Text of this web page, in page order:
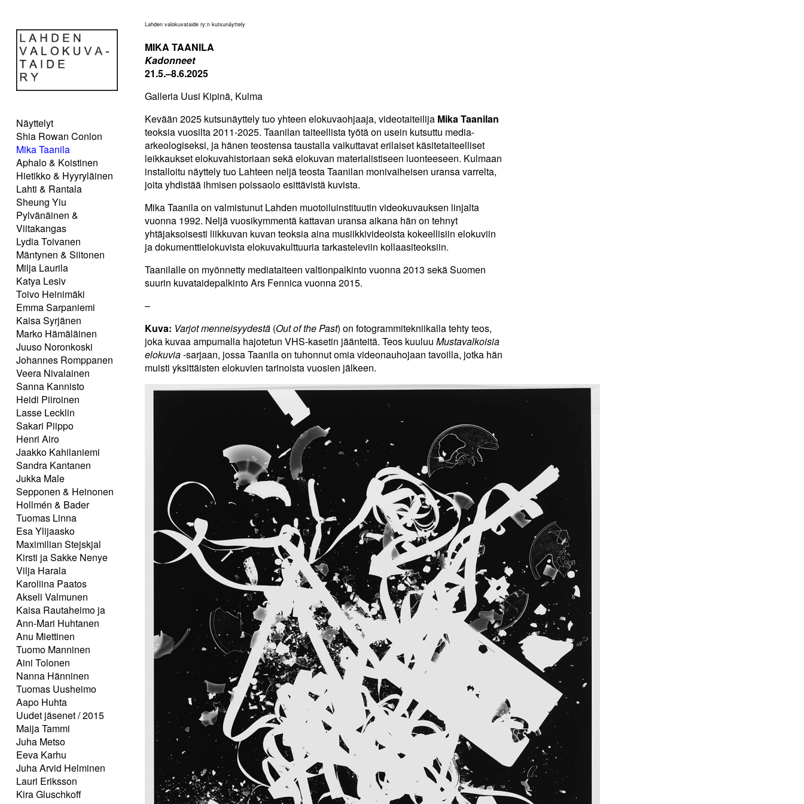
Näyttelyt
Shia Rowan Conlon
Mika Taanila
Aphalo & Koistinen
Hietikko & Hyyryläinen
Lahti & Rantala
Sheung Yiu
Pylvänäinen &
Viitakangas
Lydia Toivanen
Mäntynen & Siitonen
Milja Laurila
Katya Lesiv
Toivo Heinimäki
Emma Sarpaniemi
Kaisa Syrjänen
Marko Hämäläinen
Juuso Noronkoski
Johannes Romppanen
Veera Nivalainen
Sanna Kannisto
Heidi Piiroinen
Lasse Lecklin
Sakari Piippo
Henri Airo
Jaakko Kahilaniemi
Sandra Kantanen
Jukka Male
Sepponen & Heinonen
Hollmén & Bader
Tuomas Linna
Esa Ylijaasko
Maximilian Stejskjal
Kirsti ja Sakke Nenye
Vilja Harala
Karoliina Paatos
Akseli Valmunen
Kaisa Rautaheimo ja
Ann-Mari Huhtanen
Anu Miettinen
Tuomo Manninen
Aini Tolonen
Nanna Hänninen
Tuomas Uusheimo
Aapo Huhta
Uudet jäsenet / 2015
Maija Tammi
Juha Metso
Eeva Karhu
Juha Arvid Helminen
Lauri Eriksson
Kira Gluschkoff
Lahden valokuvataide ry:n kutsunäyttely
MIKA TAANILA
Kadonneet
21.5.–8.6.2025
Galleria Uusi Kipinä, Kulma
Kevään 2025 kutsunäyttely tuo yhteen elokuvaohjaaja, videotaiteilija Mika Taanilan
teoksia vuosilta 2011-2025. Taanilan taiteellista työtä on usein kutsuttu media-
arkeologiseksi, ja hänen teostensa taustalla vaikuttavat erilaiset käsitetaiteelliset
leikkaukset elokuvahistoriaan sekä elokuvan materialistiseen luonteeseen. Kulmaan
installoitu näyttely tuo Lahteen neljä teosta Taanilan monivaiheisen uransa varrelta,
joita yhdistää ihmisen poissaolo esittävistä kuvista.
Mika Taanila on valmistunut Lahden muotoiluinstituutin videokuvauksen linjalta
vuonna 1992. Neljä vuosikymmentä kattavan uransa aikana hän on tehnyt
yhtäjaksoisesti liikkuvan kuvan teoksia aina musiikkivideoista kokeellisiin elokuviin
ja dokumenttielokuvista elokuvakulttuuria tarkasteleviin kollaasiteoksiin.
Taanilalle on myönnetty mediataiteen valtionpalkinto vuonna 2013 sekä Suomen
suurin kuvataidepalkinto Ars Fennica vuonna 2015.
–
Kuva: Varjot menneisyydestä (Out of the Past) on fotogrammitekniikalla tehty teos,
joka kuvaa ampumalla hajotetun VHS-kasetin jäänteitä. Teos kuuluu Mustavalkoisia
elokuvia-sarjaan, jossa Taanila on tuhonnut omia videonauhojaan tavoilla, jotka hän
muisti yksittäisten elokuvien tarinoista vuosien jälkeen.